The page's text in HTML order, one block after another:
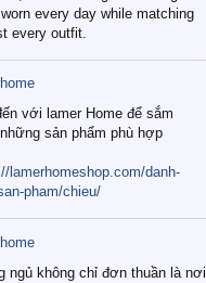
every day while matching
every outfit.
với lamer Home để sắm
sản phẩm phù hợp
lamerhomeshop.com/danh-
pham/chieu/
ngủ không chỉ đơn thuần là nơi